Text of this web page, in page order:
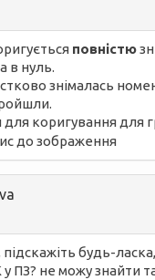
повністю
в нуль.
знімалась
коригування для
будь-
ПЗ? не можу знайти